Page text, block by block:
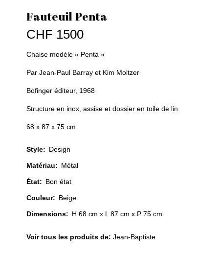
Fauteuil Penta
CHF 1500
Chaise modèle « Penta »
Par Jean-Paul Barray et Kim Moltzer
Bofinger éditeur, 1968
Structure en inox, assise et dossier en toile de lin
68 x 87 x 75 cm
Style: Design
Matériau: Métal
État: Bon état
Couleur: Beige
Dimensions: H 68 cm x L 87 cm x P 75 cm
Voir tous les produits de: Jean-Baptiste